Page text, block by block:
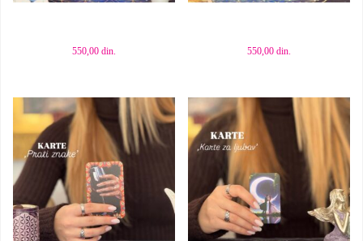
550,00 din. 550,00din.